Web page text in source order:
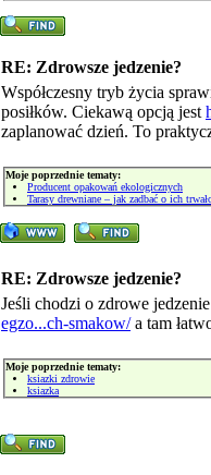
RE: Zdrowsze jedzenie?
Współczesny tryb życia
posiłków. Ciekawą opcją jest
zaplanować dzień. To
Moje poprzednie tematy:
Producent opakowań ekologicznych
Tarasy drewniane – jak zadbać o ich
RE: Zdrowsze jedzenie?
Jeśli chodzi o zdrowe
egzo...ch-smakow/a tam
Moje poprzednie tematy:
ksiazki zdrowie
ksiazka